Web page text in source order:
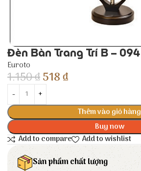
Đèn Bàn Trang Trí B – 094
Euroto
1.150₫518₫
Thêm vào giỏ hàng
Buy now
Add to compare
Add to wishlist
Sản phẩm chất lượng